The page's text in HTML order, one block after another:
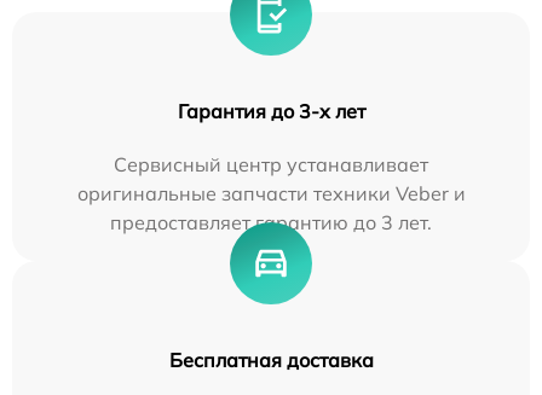
Гарантия до 3-х лет
Сервисный центр устанавливает
оригинальные запчасти техники Veber и
предоставляет гарантию до 3 лет.
Бесплатная доставка